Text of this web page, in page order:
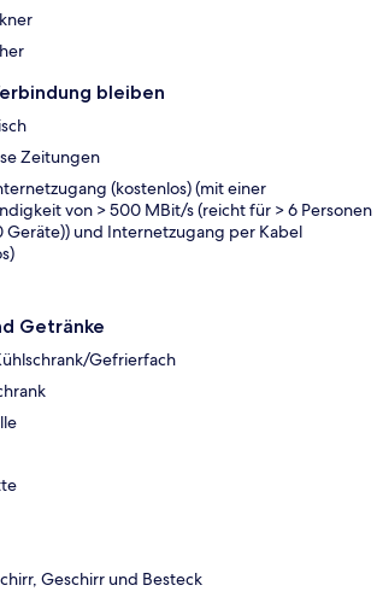
bleiben
Zeitungen
(kostenlos) (mit einer
von > 500 MBit/s (reicht für > 6 Personen
Geräte)) und Internetzugang per Kabel
Getränke
Gefrierfach
Geschirr und Besteck